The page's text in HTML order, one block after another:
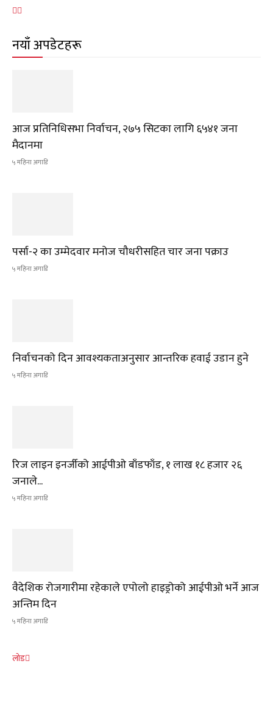
नयाँ अपडेटहरू
आज प्रतिनिधिसभा निर्वाचन, २७५ सिटका लागि ६५४१ जना
मैदानमा
५ महिना अगाडि
पर्सा-२ का उम्मेदवार मनोज चौधरीसहित चार जना पक्राउ
५ महिना अगाडि
निर्वाचनको दिन आवश्यकताअनुसार आन्तरिक हवाई उडान हुने
५ महिना अगाडि
रिज लाइन इनर्जीको आईपीओ बाँडफाँड, १ लाख १८ हजार २६
जनाले...
५ महिना अगाडि
वैदेशिक रोजगारीमा रहेकाले एपोलो हाइड्रोको आईपीओ भर्ने आज
अन्तिम दिन
५ महिना अगाडि
लोड